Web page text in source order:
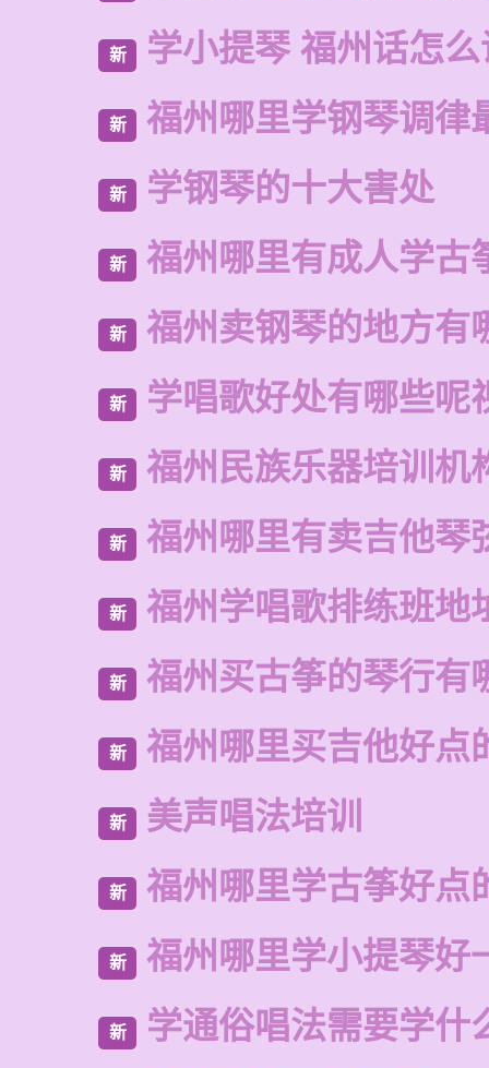
新 学小提琴 福州话怎
新 福州哪里学钢琴调律
新 学钢琴的十大害处
新 福州哪里有成人学古
新 福州卖钢琴的地方有
新 学唱歌好处有哪些呢
新 福州民族乐器培训机
新 福州哪里有卖吉他琴
新 福州学唱歌排练班地
新 福州买古筝的琴行有
新 福州哪里买吉他好点
新 美声唱法培训
新 福州哪里学古筝好点
新 福州哪里学小提琴好
新 学通俗唱法需要学什